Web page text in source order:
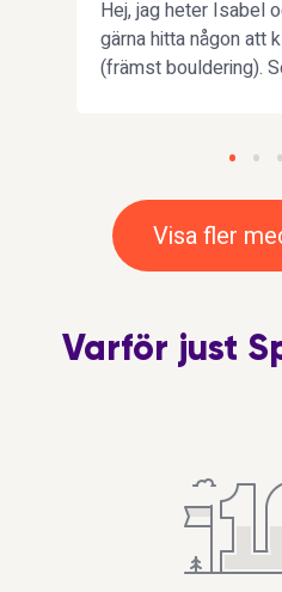
Hej, jag heter Isabel
gärna hitta någon att
(främst bouldering).
Visa fler
Varför just